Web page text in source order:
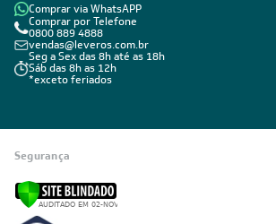
Comprar via WhatsAPP
Comprar por Telefone
0800 889 4888
vendas@leveros.com.br
Seg a Sex das 8h até as 18h
Sáb das 8h as 12h
*exceto feriados
Segurança